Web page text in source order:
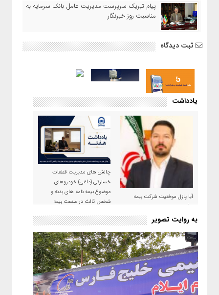
پیام تبریک سرپرست مدیریت عامل بانک سرمایه به
مناسبت روز خبرنگار
ثبت دیدگاه
یادداشت
آیا پازل موفقیت شرکت بیمه
حکمت صبا در سال ۱۴۰۵ کامل می
شود؟!
چالش های مدیریت قطعات
خسارتی (داغی) خودروهای
موضوع بیمه نامه های بدنه و
شخص ثالث در صنعت بیمه
به روایت تصویر